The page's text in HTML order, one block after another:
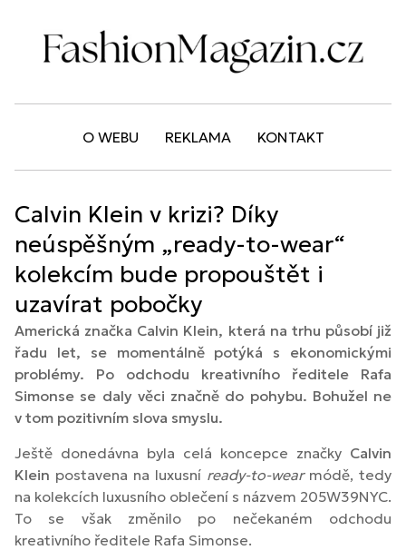
O WEBU REKLAMA KONTAKT
Calvin Klein v krizi? Díky
neúspěšným „ready-to-wear“
kolekcím bude propouštět i
uzavírat pobočky
Americká značka Calvin Klein, která na trhu působí již
řadu let, se momentálně potýká s ekonomickými
problémy. Po odchodu kreativního ředitele Rafa
Simonse se daly věci značně do pohybu. Bohužel ne
v tom pozitivním slova smyslu.
Ještě donedávna byla celá koncepce značky Calvin
Klein postavena na luxusní ready-to-wearmódě, tedy
na kolekcích luxusního oblečení s názvem 205W39NYC.
To se však změnilo po nečekaném odchodu
kreativního ředitele Rafa Simonse.